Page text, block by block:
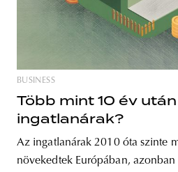
budapest
BUSINESS
Több mint 10 év
ingatlanárak?
Az ingatlanárak 2010 óta szinte
növekedtek Európában,